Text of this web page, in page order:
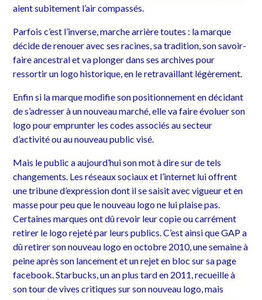
aient subitement l’air compassés.
Parfois c’est l’inverse, marche arrière toutes : la marque
décide de renouer avec ses racines, sa tradition, son savoir-
faire ancestral et va plonger dans ses archives pour
ressortir un logo historique, en le retravaillant légèrement.
Enfin si la marque modifie son positionnement en décidant
de s’adresser à un nouveau marché, elle va faire évoluer son
logo pour emprunter les codes associés au secteur
d’activité ou au nouveau public visé.
Mais le public a aujourd’hui son mot à dire sur de tels
changements. Les réseaux sociaux et l’internet lui offrent
une tribune d’expression dont il se saisit avec vigueur et en
masse pour peu que le nouveau logo ne lui plaise pas.
Certaines marques ont dû revoir leur copie ou carrément
retirer le logo rejeté par leurs publics. C’est ainsi que GAP a
dû retirer son nouveau logo en octobre 2010, une semaine à
peine après son lancement et un rejet en bloc sur sa page
facebook. Starbucks, un an plus tard en 2011, recueille à
son tour de vives critiques sur son nouveau logo, mais